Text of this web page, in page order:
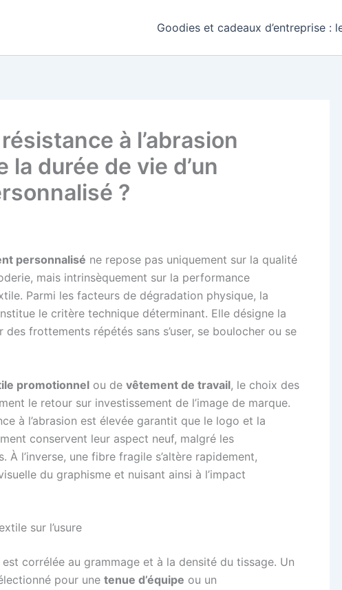
Goodies et cadeaux d’entreprise :
à l’abrasion
durée de vie d’un
?
personnalisé ne repose pas uniquement sur la qualité
mais intrinsèquement sur la performance
Parmi les facteurs de dégradation physique, la
le critère technique déterminant. Elle désigne la
des frottements répétés sans s’user, se boulocher ou se
promotionnel ou de vêtement de travail, le choix des
le retour sur investissement de l’image de marque.
à l’abrasion est élevée garantit que le logo et la
conservent leur aspect neuf, malgré les
À l’inverse, une fibre fragile s’altère rapidement,
du graphisme et nuisant ainsi à l’impact
sur l’usure
est corrélée au grammage et à la densité du tissage. Un
pour une tenue d’équipe ou un